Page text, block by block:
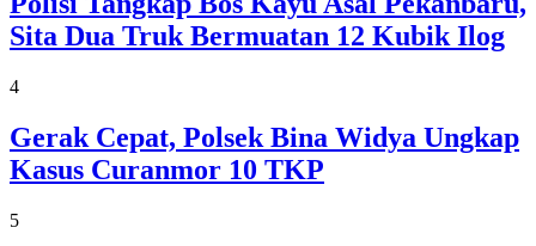
Sita Dua Truk Bermuatan 12 Kubik Ilog
4
Gerak Cepat, Polsek Bina Widya Ungkap
Kasus Curanmor 10 TKP
5